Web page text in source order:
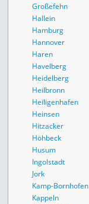
Großefehn
Hallein
Hamburg
Hannover
Haren
Havelberg
Heidelberg
Heilbronn
Heiligenhafen
Heinsen
Hitzacker
Höhbeck
Husum
Ingolstadt
Jork
Kamp-Bornhofen
Kappeln